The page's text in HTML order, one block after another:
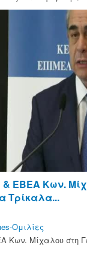
ΕΒΕΑ Κων.
Τρίκαλα...
Ομιλίες
Κων. Μίχαλου στη